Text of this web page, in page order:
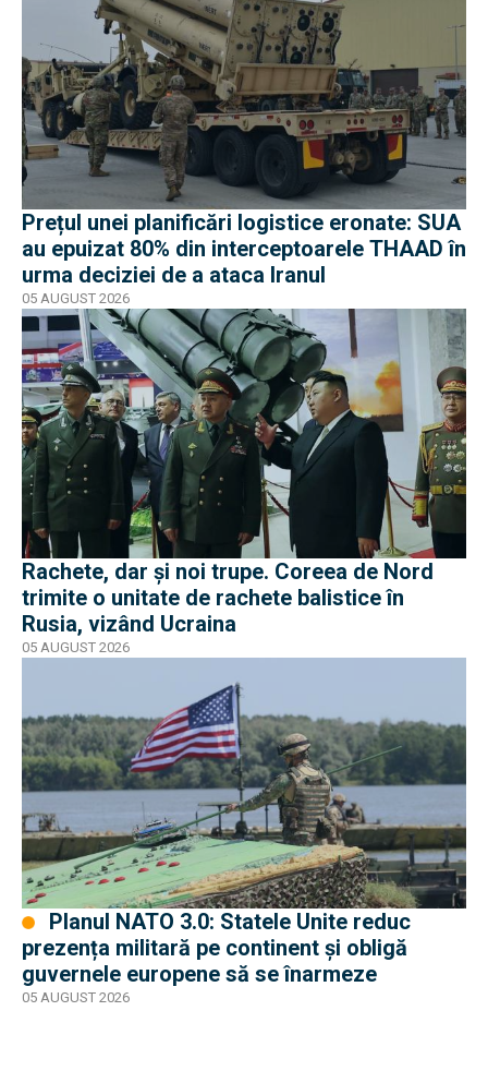
Prețul unei planificări logistice eronate: SUA
au epuizat 80% din interceptoarele THAAD în
urma deciziei de a ataca Iranul
05 AUGUST 2026
Rachete, dar și noi trupe. Coreea de Nord
trimite o unitate de rachete balistice în
Rusia, vizând Ucraina
05 AUGUST 2026
prezența militară pe continent și obligă
guvernele europene să se înarmeze
05 AUGUST 2026